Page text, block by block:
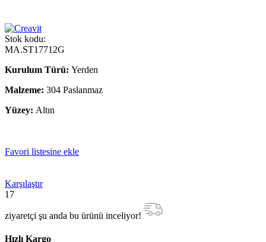
Stok kodu:
MA.ST17712G
Kurulum Türü: Yerden
Malzeme: 304 Paslanmaz
Yüzey: Altın
Favori listesine ekle
Karşılaştır
17
ziyaretçi şu anda bu ürünü inceliyor!
Hızlı Kargo